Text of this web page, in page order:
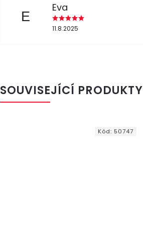
E
Eva
11.8.2025
SOUVISEJÍCÍ PRODUKTY
Kód: 50747